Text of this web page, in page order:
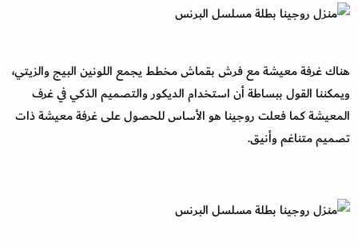
هناك غرفة معيشة مع فرش بقماش مخطط يجمع اللونين البيج والزيتي،
ويمكننا القول ببساطة أن استخدام الديكور والتصميم الذكي في غرف
المعيشة كما فعلت روجينا هو الأساس للحصول على غرفة معيشة ذات
تصميم متناغم وأنيق.